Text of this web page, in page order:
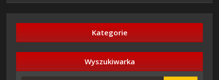
Kategorie
Wyszukiwarka